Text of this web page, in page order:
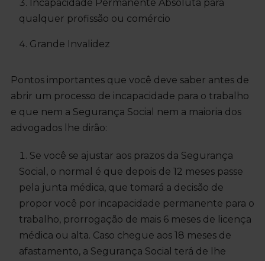
Incapacidade Permanente Absoluta para
qualquer profissão ou comércio
Grande Invalidez
Pontos importantes que você deve saber antes de
abrir um processo de incapacidade para o trabalho
e que nem a Segurança Social nem a maioria dos
advogados lhe dirão:
Se você se ajustar aos prazos da Segurança
Social, o normal é que depois de 12 meses passe
pela junta médica, que tomará a decisão de
propor você por incapacidade permanente para o
trabalho, prorrogação de mais 6 meses de licença
médica ou alta. Caso chegue aos 18 meses de
afastamento, a Segurança Social terá de lhe